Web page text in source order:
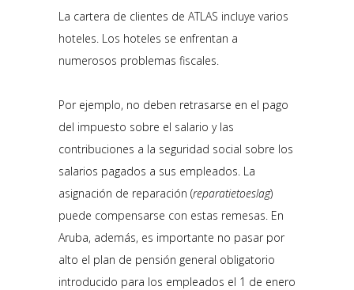
La cartera de clientes de ATLAS incluye varios
hoteles. Los hoteles se enfrentan a
numerosos problemas fiscales.
Por ejemplo, no deben retrasarse en el pago
del impuesto sobre el salario y las
contribuciones a la seguridad social sobre los
salarios pagados a sus empleados. La
asignación de reparación (reparatietoeslag)
puede compensarse con estas remesas. En
Aruba, además, es importante no pasar por
alto el plan de pensión general obligatorio
introducido para los empleados el 1 de enero